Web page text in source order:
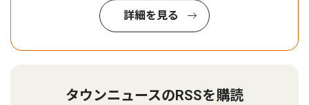
詳細を見る
タウンニュースのRSSを購読